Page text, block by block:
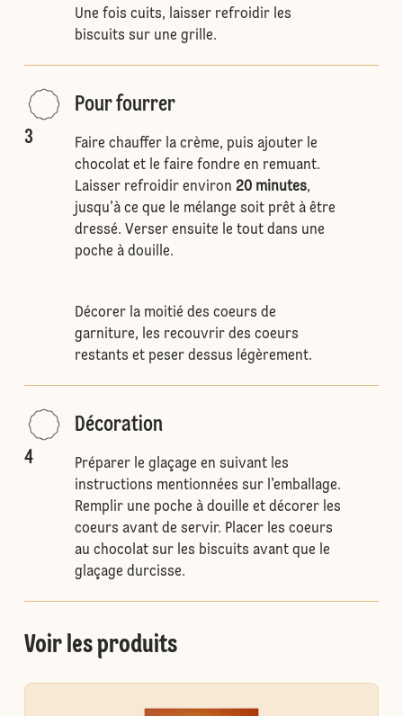
Une fois cuits, laisser refroidir les
biscuits sur une grille.
3
Pour fourrer
Faire chauffer la crème, puis ajouter le
chocolat et le faire fondre en remuant.
Laisser refroidir environ 20 minutes,
jusqu’à ce que le mélange soit prêt à être
dressé. Verser ensuite le tout dans une
poche à douille.
Décorer la moitié des coeurs de
garniture, les recouvrir des coeurs
restants et peser dessus légèrement.
4
Décoration
Préparer le glaçage en suivant les
instructions mentionnées sur l’emballage.
Remplir une poche à douille et décorer les
coeurs avant de servir. Placer les coeurs
au chocolat sur les biscuits avant que le
glaçage durcisse.
Voir les produits